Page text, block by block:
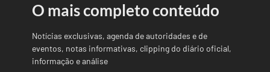
O mais completo conteúdo
Notícias exclusivas, agenda de autoridades e de
eventos, notas informativas, clipping do diário oficial,
informação e análise